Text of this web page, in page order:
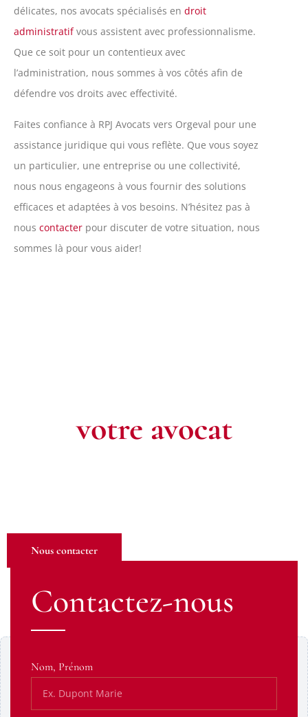
délicates, nos avocats spécialisés en droit
administratifvous assistent avec professionnalisme.
Que ce soit pour un contentieux avec
l’administration, nous sommes à vos côtés afin de
défendre vos droits avec effectivité.
Faites confiance à RPJ Avocats vers Orgeval pour une
assistance juridique qui vous reflète. Que vous soyez
un particulier, une entreprise ou une collectivité,
nous nous engageons à vous fournir des solutions
efficaces et adaptées à vos besoins. N’hésitez pas à
nous contacter pour discuter de votre situation, nous
sommes là pour vous aider!
votre avocat
Nous contacter
Contenu Google Maps bloqué
déposer des cookies. Affichez-le pour continuer.
Contactez-nous
Nom, Prénom